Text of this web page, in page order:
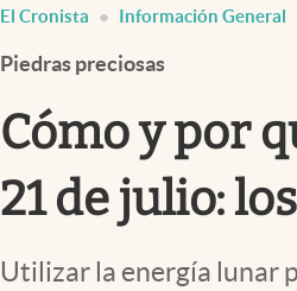
Infotechnology
Clase
Clima
Mundial 2026
Eventos Corporativos
El Cronista Información General
Piedras preciosas
Cómo y por
21 de julio:
Utilizar la energía lunar